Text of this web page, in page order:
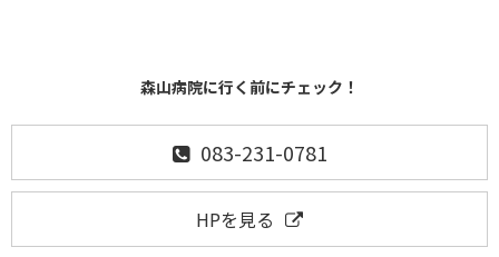
森山病院に行く前にチェック！
083-231-0781
HPを見る